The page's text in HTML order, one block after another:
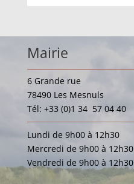
Mairie
6 Grande rue
78490 Les Mesnuls
Tél: +33 (0)1 34 57 04 40
Lundi de 9h00 à 12h30
Mercredi de 9h00 à 12h30
Vendredi de 9h00 à 12h30